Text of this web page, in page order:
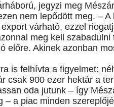
jegyzi meg
nem lepődött meg. –
várható, ezzel
meg kell
előre. Akinek azonban
is felhívta a figyelmet:
csak 900 ezer hektár a
oda jutunk – így
– a piac minden